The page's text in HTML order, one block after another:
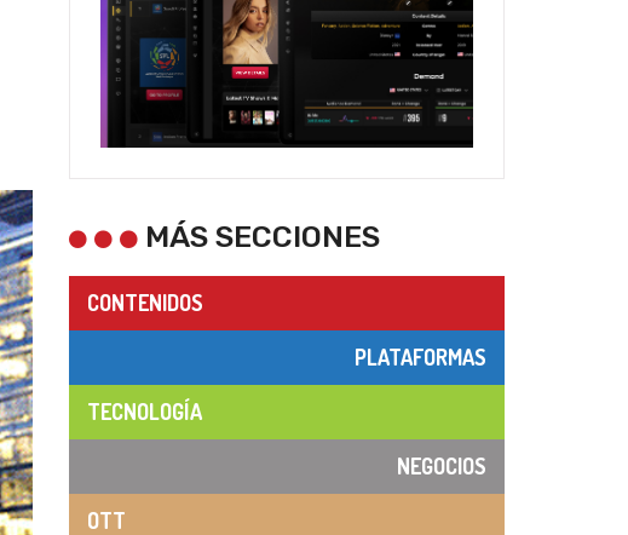
MÁS SECCIONES
CONTENIDOS
PLATAFORMAS
TECNOLOGÍA
NEGOCIOS
OTT